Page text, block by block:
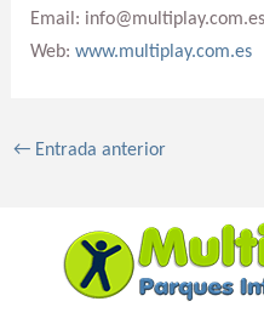
Email: info@multiplay.com.es
Web: www.multiplay.com.es
←Entrada anterior